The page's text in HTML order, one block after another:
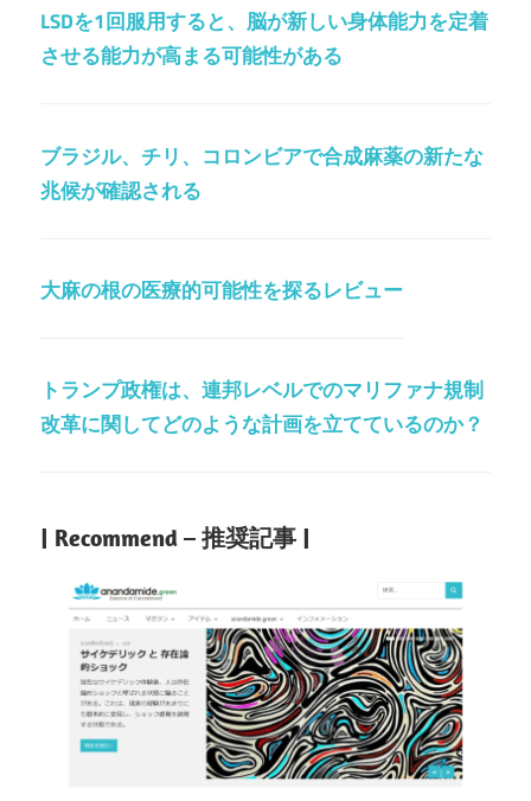
LSDを1回服用すると、脳が新しい身体能力を定着
させる能力が高まる可能性がある
ブラジル、チリ、コロンビアで合成麻薬の新たな
兆候が確認される
大麻の根の医療的可能性を探るレビュー
トランプ政権は、連邦レベルでのマリファナ規制
改革に関してどのような計画を立てているのか？
| Recommend – 推奨記事 |